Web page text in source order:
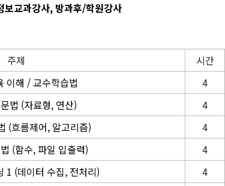
교과강사, 방과후/학원강사
주제
시간
이해 / 교수학습법
4
법 (자료형, 연산)
4
(흐름제어, 알고리즘)
4
(함수, 파일 입출력)
4
1 (데이터 수집, 전처리)
4